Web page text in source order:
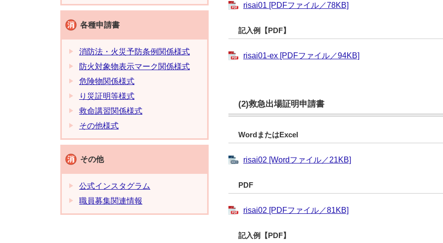
risai01 [PDFファイル／78KB]
記入例【PDF】
risai01-ex [PDFファイル／94KB]
(2)救急出場証明申請書
WordまたはExcel
risai02 [Wordファイル／21KB]
PDF
risai02 [PDFファイル／81KB]
記入例【PDF】
各種申請書
消防法・火災予防条例関係様式
防火対象物表示マーク関係様式
危険物関係様式
り災証明等様式
救命講習関係様式
その他様式
その他
公式インスタグラム
職員募集関連情報